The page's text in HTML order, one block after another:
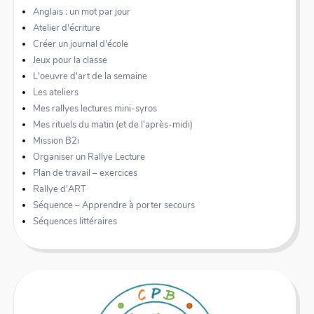
Anglais : un mot par jour
Atelier d'écriture
Créer un journal d'école
Jeux pour la classe
L'oeuvre d'art de la semaine
Les ateliers
Mes rallyes lectures mini-syros
Mes rituels du matin (et de l'après-midi)
Mission B2i
Organiser un Rallye Lecture
Plan de travail – exercices
Rallye d'ART
Séquence – Apprendre à porter secours
Séquences littéraires